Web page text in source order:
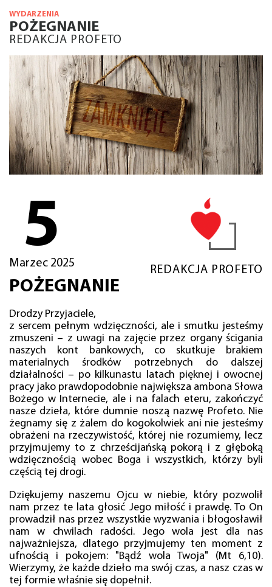
WYDARZENIA
POŻEGNANIE
REDAKCJA PROFETO
5
Marzec 2025
REDAKCJA PROFETO
POŻEGNANIE
Drodzy Przyjaciele,
z sercem pełnym wdzięczności, ale i smutku jesteśmy
zmuszeni – z uwagi na zajęcie przez organy ścigania
naszych kont bankowych, co skutkuje brakiem
materialnych środków potrzebnych do dalszej
działalności – po kilkunastu latach pięknej i owocnej
pracy jako prawdopodobnie największa ambona Słowa
Bożego w Internecie, ale i na falach eteru, zakończyć
nasze dzieła, które dumnie noszą nazwę Profeto. Nie
żegnamy się z żalem do kogokolwiek ani nie jesteśmy
obrażeni na rzeczywistość, której nie rozumiemy, lecz
przyjmujemy to z chrześcijańską pokorą i z głęboką
wdzięcznością wobec Boga i wszystkich, którzy byli
częścią tej drogi.
Dziękujemy naszemu Ojcu w niebie, który pozwolił
nam przez te lata głosić Jego miłość i prawdę. To On
prowadził nas przez wszystkie wyzwania i błogosławił
nam w chwilach radości. Jego wola jest dla nas
najważniejsza, dlatego przyjmujemy ten moment z
ufnością i pokojem: "Bądź wola Twoja" (Mt 6,10).
Wierzymy, że każde dzieło ma swój czas, a nasz czas w
tej formie właśnie się dopełnił.